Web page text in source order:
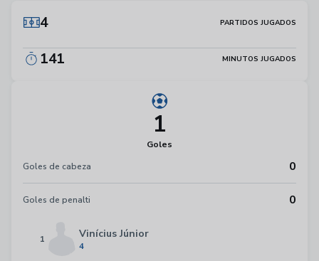
4
PARTIDOS JUGADOS
141 MINUTOS JUGADOS
1
Goles
Goles de cabeza
0
Goles de penalti 0
1 Vinícius Júnior
4